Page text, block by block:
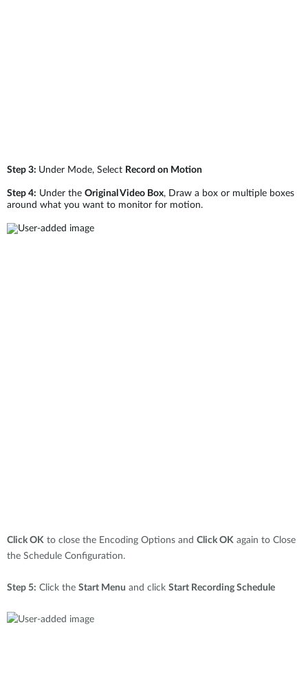
Step 3: Under Mode, Select Record on Motion
Step 4: Under the Original Video Box, Draw a box or multiple boxes
around what you want to monitor for motion.
Click OK to close the Encoding Options and Click OK again to Close
the Schedule Configuration.
Step 5: Click the Start Menu and click Start Recording Schedule